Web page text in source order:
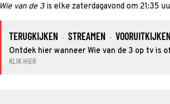
Wie van de 3is elke zaterdagavond om 21:35
TERUGKIJKEN · STREAMEN · VOORUITKIJKEN
Ontdek hier wanneer Wie van de 3 op tv is
KLIK HIER